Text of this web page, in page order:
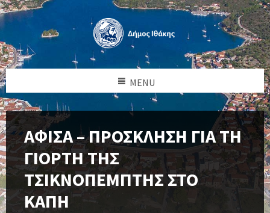
MENU
ΑΦΙΣΑ – ΠΡΟΣΚΛΗΣΗ ΓΙΑ ΤΗ
ΓΙΟΡΤΗ ΤΗΣ
ΤΣΙΚΝΟΠΕΜΠΤΗΣ ΣΤΟ
ΚΑΠΗ